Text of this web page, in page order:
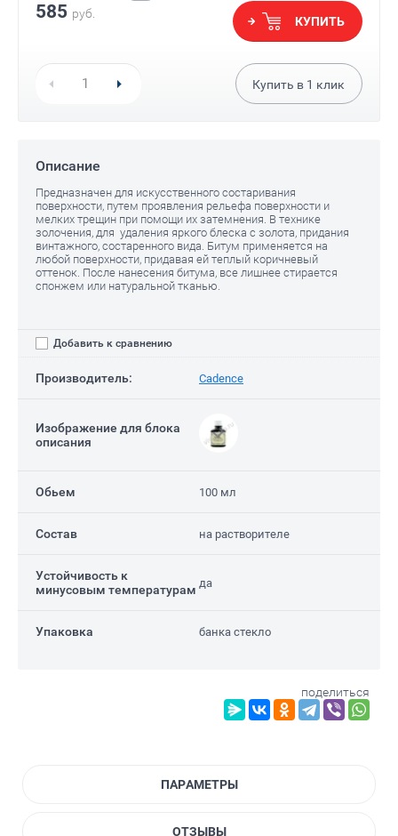
585 руб.
КУПИТЬ
Купить в 1 клик
Описание
Предназначен для искусственного состаривания
поверхности, путем проявления рельефа поверхности и
мелких трещин при помощи их затемнения. В технике
золочения, для удаления яркого блеска с золота, придания
винтажного, состаренного вида. Битум применяется на
любой поверхности, придавая ей теплый коричневый
оттенок. После нанесения битума, все лишнее стирается
спонжем или натуральной тканью.
Добавить к сравнению
Производитель: Cadence
Изображение для блока
описания
Обьем 100 мл
Состав на растворителе
Устойчивость к
минусовым температурам да
Упаковка банка стекло
поделиться
ПАРАМЕТРЫ
ОТЗЫВЫ